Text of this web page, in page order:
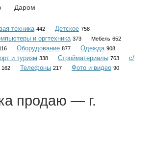
Объявления
Даром
техника 442 Детское 758
и оргтехника 373 Мебель 652
Оборудование 877 Одежда 908
и туризм 338 Стройматериалы 763
с/
162 Телефоны 217 Фото и видео 90
продаю — г.